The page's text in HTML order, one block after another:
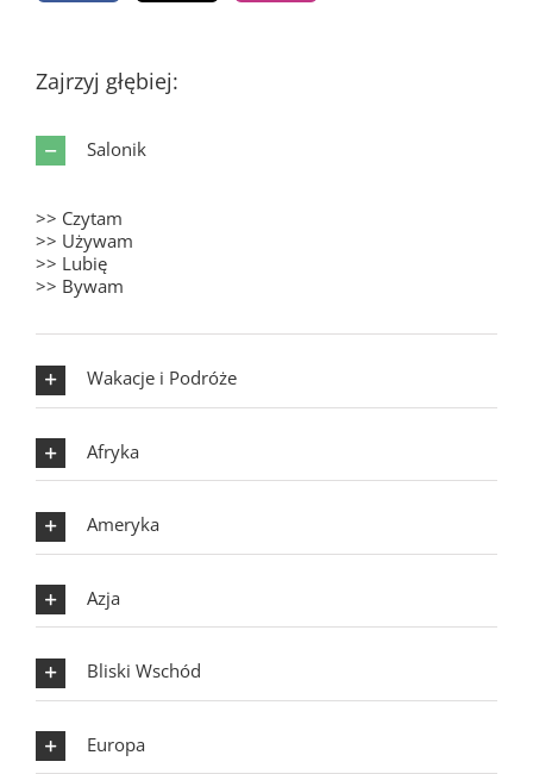
Zajrzyj głębiej:
Salonik
>> Czytam
>> Używam
>> Lubię
>> Bywam
Wakacje i Podróże
Afryka
Ameryka
Azja
Bliski Wschód
Europa